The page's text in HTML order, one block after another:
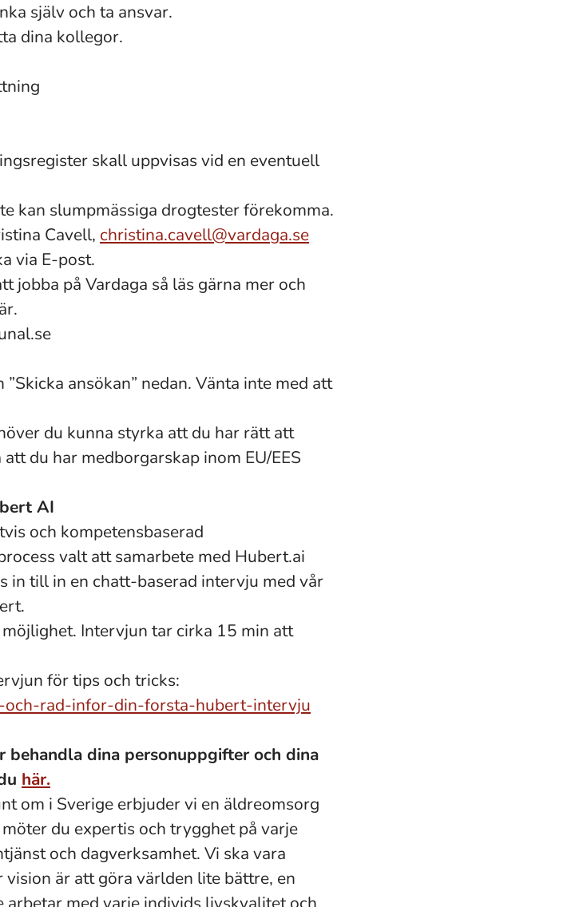
själv och ta ansvar.
dina kollegor.
skall uppvisas vid en eventuell
kan slumpmässiga drogtester förekomma.
Cavell, christina.cavell@vardaga.se
via E-post.
jobba på Vardaga så läs gärna mer och
ansökan” nedan. Vänta inte med att
du kunna styrka att du har rätt att
du har medborgarskap inom EU/EES
AI
och kompetensbaserad
valt att samarbete med Hubert.ai
in till in en chatt-baserad intervju med vår
Intervjun tar cirka 15 min att
för tips och tricks:
rad-infor-din-forsta-hubert-intervju
behandla dina personuppgifter och dina
här.
om i Sverige erbjuder vi en äldreomsorg
du expertis och trygghet på varje
och dagverksamhet. Vi ska vara
är att göra världen lite bättre, en